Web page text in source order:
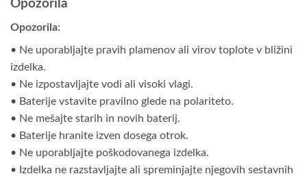
Opozorila
Opozorila:
• Ne uporabljajte pravih plamenov ali virov toplote v bližini
izdelka.
• Ne izpostavljajte vodi ali visoki vlagi.
• Baterije vstavite pravilno glede na polariteto.
• Ne mešajte starih in novih baterij.
• Baterije hranite izven dosega otrok.
• Ne uporabljajte poškodovanega izdelka.
• Izdelka ne razstavljajte ali spreminjajte njegovih sestavnih